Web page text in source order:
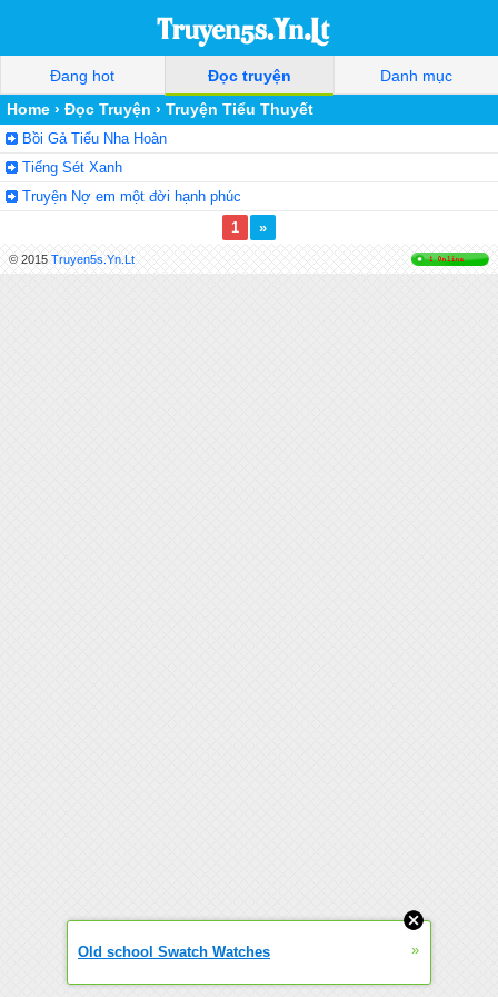
Đang hot Đọc truyện
Danh mục
Home › Đọc Truyện › Truyện Tiểu Thuyết
Bồi Gả Tiểu Nha Hoàn
Tiếng Sét Xanh
Truyện Nợ em một đời hạnh phúc
1
»
© 2015 Truyen5s.Yn.Lt
Old school Swatch Watches »